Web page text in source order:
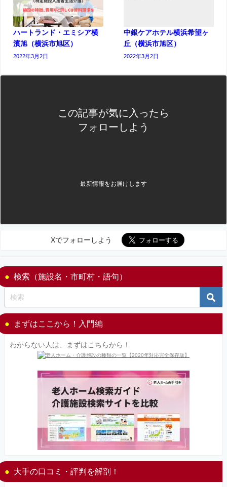
ハートランド・エミシア横
濱旭（横浜市旭区）
2022年3月2日
中銀ケアホテル横浜希望ヶ
丘（横浜市旭区）
2022年3月2日
この記事が気に入ったら
フォローしよう
最新情報をお届けします
Xでフォローしよう
検索（施設名・市町村・語句）
まずはここから！入門編
わからない人は、まずはこちらから！
大手の口コミ・評判を解剖！